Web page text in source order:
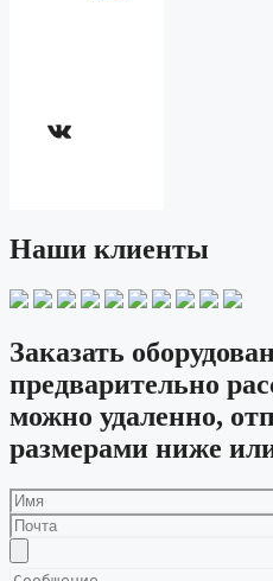
ВКонтакте
Наши клиенты
Заказать
предварительно
можно удаленно,
размерами ниже